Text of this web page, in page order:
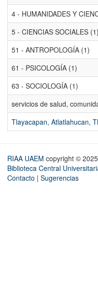
4 - HUMANIDADES Y
5 - CIENCIAS SOCIALES (1)
51 - ANTROPOLOGÍA (1)
61 - PSICOLOGÍA (1)
63 - SOCIOLOGÍA (1)
servicios de salud,
Tlayacapan, Atlatlahucan,
RIAA UAEM copyright ©
Biblioteca Central
Contacto | Sugerencias